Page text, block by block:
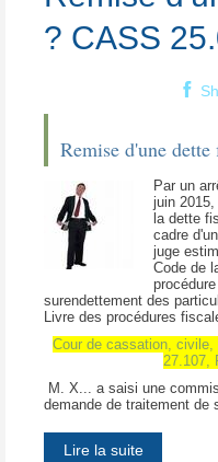
? CASS
Remise d'une
Par un
juin
la dette
cadre
juge
Code de
surendettement des
Livre des procédures
Cour de cassation,
27.107,
M. X... a saisi une
demande de traitement de
Lire la suite